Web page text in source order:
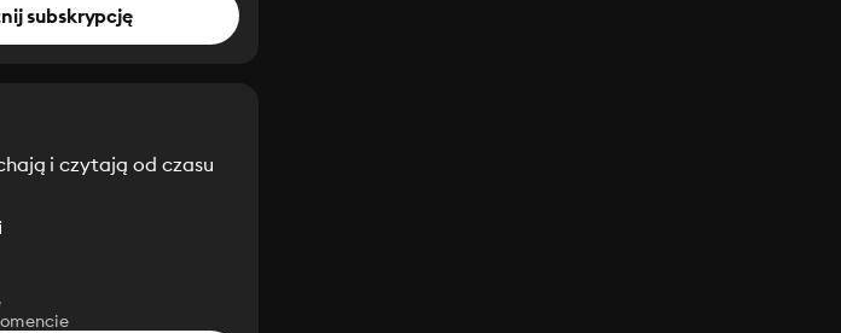
subskrypcję
i czytają od czasu